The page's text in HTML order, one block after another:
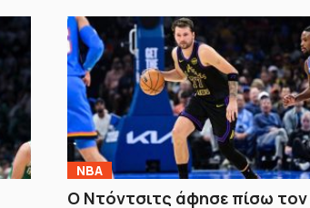
NBA
Ο Ντόντσιτς άφησε πίσω τον